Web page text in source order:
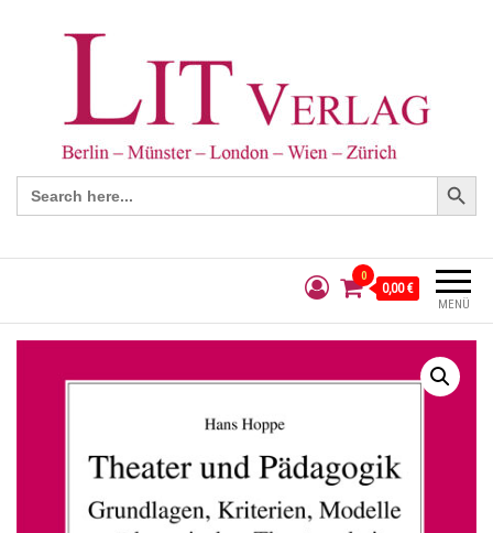
Search
for:
Search Button
MENÜ
0
0,00 €